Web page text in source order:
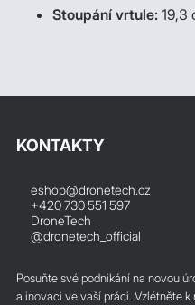
Stoupání vrtule: 19,3
KONTAKTY
eshop@dronetech.cz
+420 730 551 597
DroneTech
@dronetech_official
Posuňte své podnikání na novou
a inovaci ve vaší práci. Vzlétněte